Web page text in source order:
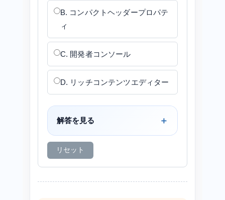
B. コンパクトヘッダープロパテ
ィ
C. 開発者コンソール
D. リッチコンテンツエディター
解答を見る
リセット